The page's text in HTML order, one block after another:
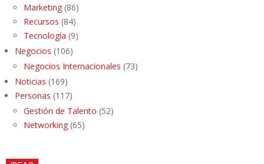
Marketing (86)
Recursos (84)
Tecnología (9)
Negocios (106)
Negocios Internacionales (73)
Noticias (169)
Personas (117)
Gestión de Talento (52)
Networking (65)